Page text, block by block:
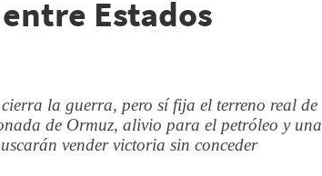
Estados
la guerra, pero sí fija el terreno real de
de Ormuz, alivio para el petróleo y una
vender victoria sin conceder